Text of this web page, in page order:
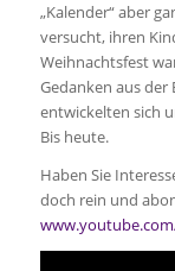
„Kalender“ aber
versucht, ihren
Weihnachtsfest
Gedanken aus der
entwickelten sich
Bis heute.
Haben Sie
doch rein und